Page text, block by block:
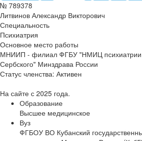
№ 789378
Литвинов Александр Викторович
Специальность
Психиатрия
Основное место работы
МНИИП - филиал ФГБУ "НМИЦ психиатрии
Сербского" Минздрава России
Статус членства: Активен
На сайте с 2025 года.
Образование
Высшее медицинское
Вуз
ФГБОУ ВО Кубанский